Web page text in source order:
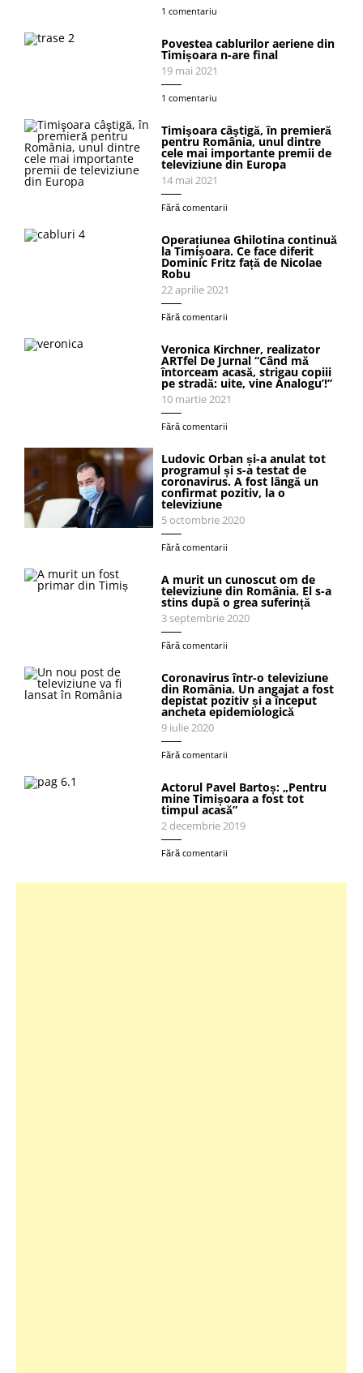
1 comentariu
Povestea cablurilor aeriene din
Timișoara n-are final
19 mai 2021
1 comentariu
Timişoara câştigă, în premieră
pentru România, unul dintre
cele mai importante premii de
televiziune din Europa
14 mai 2021
Fără comentarii
Operațiunea Ghilotina continuă
la Timișoara. Ce face diferit
Dominic Fritz față de Nicolae
Robu
22 aprilie 2021
Fără comentarii
Veronica Kirchner, realizator
ARTfel De Jurnal “Când mă
întorceam acasă, strigau copiii
pe stradă: uite, vine Analogu’!”
10 martie 2021
Fără comentarii
Ludovic Orban și-a anulat tot
programul și s-a testat de
coronavirus. A fost lângă un
confirmat pozitiv, la o
televiziune
5 octombrie 2020
Fără comentarii
A murit un cunoscut om de
televiziune din România. El s-a
stins după o grea suferință
3 septembrie 2020
Fără comentarii
Coronavirus într-o televiziune
din România. Un angajat a fost
depistat pozitiv și a început
ancheta epidemiologică
9 iulie 2020
Fără comentarii
Actorul Pavel Bartoș: „Pentru
mine Timișoara a fost tot
timpul acasă”
2 decembrie 2019
Fără comentarii